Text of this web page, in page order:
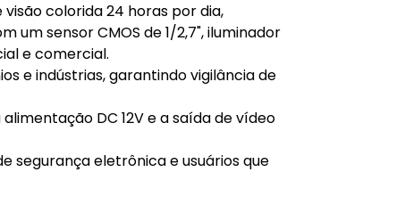
colorida 24 horas por dia,
sensor CMOS de 1/2,7", iluminador
e comercial.
e indústrias, garantindo vigilância de
DC 12V e a saída de vídeo
segurança eletrônica e usuários que